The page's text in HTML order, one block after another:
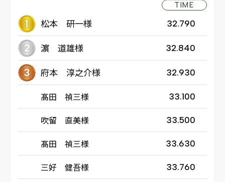
TIME
松本 研一様 32.790
濵 道雄様 32.840
府本 淳之介様 32.930
髙田 禎三様 33.100
吹留 直美様 33.500
髙田 禎三様 33.630
三好 健吾様 33.760